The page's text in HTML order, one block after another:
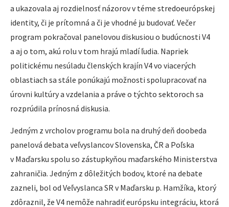
a ukazovala aj rozdielnosť názorov v téme stredoeurópskej
identity, či je prítomná a či je vhodné ju budovať. Večer
program pokračoval panelovou diskusiou o budúcnosti V4
a aj o tom, akú rolu v tom hrajú mladí ľudia. Napriek
politickému nesúladu členských krajín V4 vo viacerých
oblastiach sa stále ponúkajú možnosti spolupracovať na
úrovni kultúry a vzdelania a práve o týchto sektoroch sa
rozprúdila prínosná diskusia.
Jedným z vrcholov programu bola na druhý deň doobeda
panelová debata veľvyslancov Slovenska, ČR a Poľska
v Maďarsku spolu so zástupkyňou maďarského Ministerstva
zahraničia. Jedným z dôležitých bodov, ktoré na debate
zazneli, bol od Veľvyslanca SR v Maďarsku p. Hamžíka, ktorý
zdôraznil, že V4 nemôže nahradiť európsku integráciu, ktorá